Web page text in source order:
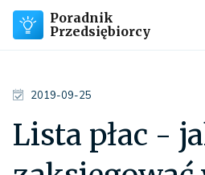
Poradnik
Przedsiębiorcy
2019-09-25
Lista płac -